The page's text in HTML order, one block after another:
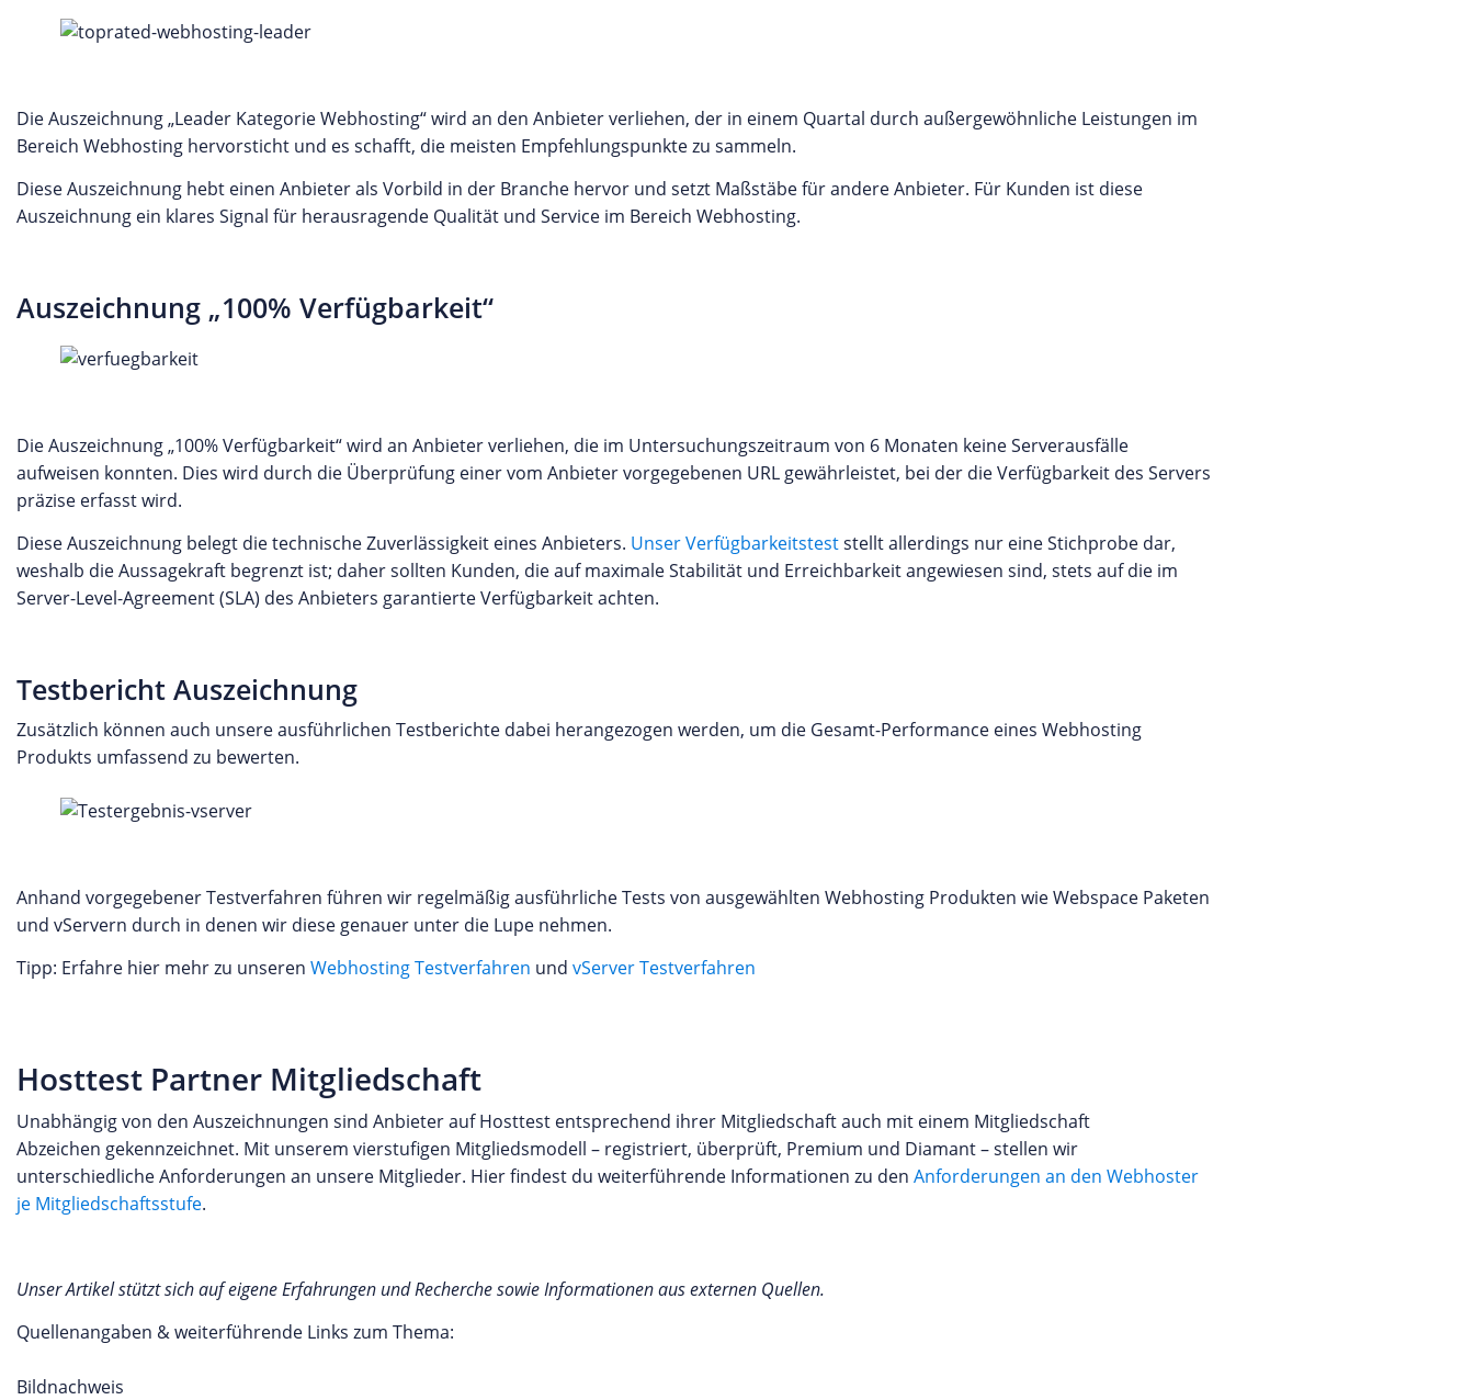
Die Auszeichnung „Leader Kategorie Webhosting“ wird an den Anbieter verliehen, der in einem Quartal durch außergewöhnliche Leistungen im
Bereich Webhosting hervorsticht und es schafft, die meisten Empfehlungspunkte zu sammeln.
Diese Auszeichnung hebt einen Anbieter als Vorbild in der Branche hervor und setzt Maßstäbe für andere Anbieter. Für Kunden ist diese
Auszeichnung ein klares Signal für herausragende Qualität und Service im Bereich Webhosting.
Auszeichnung „100% Verfügbarkeit“
Die Auszeichnung „100% Verfügbarkeit“ wird an Anbieter verliehen, die im Untersuchungszeitraum von 6 Monaten keine Serverausfälle
aufweisen konnten. Dies wird durch die Überprüfung einer vom Anbieter vorgegebenen URL gewährleistet, bei der die Verfügbarkeit des Servers
präzise erfasst wird.
Diese Auszeichnung belegt die technische Zuverlässigkeit eines Anbieters. Unser Verfügbarkeitsteststellt allerdings nur eine Stichprobe dar,
weshalb die Aussagekraft begrenzt ist; daher sollten Kunden, die auf maximale Stabilität und Erreichbarkeit angewiesen sind, stets auf die im
Server-Level-Agreement (SLA) des Anbieters garantierte Verfügbarkeit achten.
Testbericht Auszeichnung
Zusätzlich können auch unsere ausführlichen Testberichte dabei herangezogen werden, um die Gesamt-Performance eines Webhosting
Produkts umfassend zu bewerten.
Anhand vorgegebener Testverfahren führen wir regelmäßig ausführliche Tests von ausgewählten Webhosting Produkten wie Webspace Paketen
und vServern durch in denen wir diese genauer unter die Lupe nehmen.
Tipp: Erfahre hier mehr zu unseren Webhosting Testverfahren und vServer Testverfahren
Hosttest Partner Mitgliedschaft
Unabhängig von den Auszeichnungen sind Anbieter auf Hosttest entsprechend ihrer Mitgliedschaft auch mit einem Mitgliedschaft
Abzeichen gekennzeichnet. Mit unserem vierstufigen Mitgliedsmodell – registriert, überprüft, Premium und Diamant – stellen wir
unterschiedliche Anforderungen an unsere Mitglieder. Hier findest du weiterführende Informationen zu den Anforderungen an den Webhoster
je Mitgliedschaftsstufe.
Unser Artikel stützt sich auf eigene Erfahrungen und Recherche sowie Informationen aus externen Quellen.
Quellenangaben & weiterführende Links zum Thema:
Bildnachweis